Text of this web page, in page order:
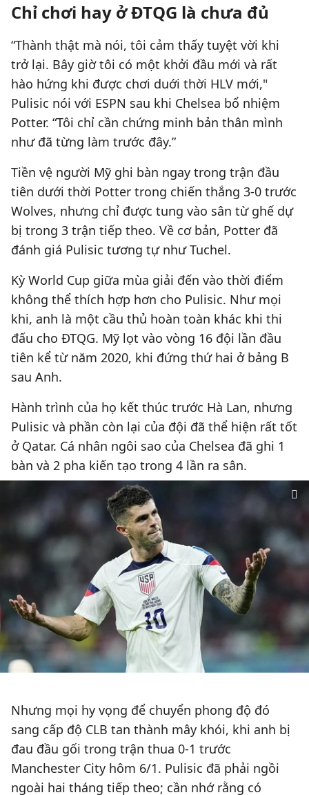
Chỉ chơi hay ở ĐTQG là chưa đủ
“Thành thật mà nói, tôi cảm thấy tuyệt vời khi
trở lại. Bây giờ tôi có một khởi đầu mới và rất
hào hứng khi được chơi duới thời HLV mới,"
Pulisic nói với ESPN sau khi Chelsea bổ nhiệm
Potter. “Tôi chỉ cần chứng minh bản thân mình
như đã từng làm trước đây.”
Tiền vệ người Mỹ ghi bàn ngay trong trận đầu
tiên dưới thời Potter trong chiến thắng 3-0 trước
Wolves, nhưng chỉ được tung vào sân từ ghế dự
bị trong 3 trận tiếp theo. Về cơ bản, Potter đã
đánh giá Pulisic tương tự như Tuchel.
Kỳ World Cup giữa mùa giải đến vào thời điểm
không thể thích hợp hơn cho Pulisic. Như mọi
khi, anh là một cầu thủ hoàn toàn khác khi thi
đấu cho ĐTQG. Mỹ lọt vào vòng 16 đội lần đầu
tiên kể từ năm 2020, khi đứng thứ hai ở bảng B
sau Anh.
Hành trình của họ kết thúc trước Hà Lan, nhưng
Pulisic và phần còn lại của đội đã thể hiện rất tốt
ở Qatar. Cá nhân ngôi sao của Chelsea đã ghi 1
bàn và 2 pha kiến tạo trong 4 lần ra sân.
Nhưng mọi hy vọng để chuyển phong độ đó
sang cấp độ CLB tan thành mây khói, khi anh bị
đau đầu gối trong trận thua 0-1 trước
Manchester City hôm 6/1. Pulisic đã phải ngồi
ngoài hai tháng tiếp theo; cần nhớ rằng có